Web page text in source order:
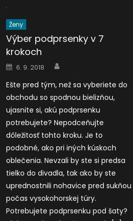
Ženy
Výber podprsenky v 7
krokoch
Posted
on
6. 9. 2018
Ešte pred tým, než sa vyberiete do
obchodu so spodnou bielizňou,
ujasnite si, akú podprsenku
potrebujete? Nepodceňujte
dôležitosť tohto kroku. Je to
podobné, ako pri iných kúskoch
oblečenia. Nevzali by ste si predsa
tielko do divadla, tak ako by ste
uprednostnili nohavice pred sukňou
počas vysokohorskej túry.
Potrebujete podprsenku pod šaty?